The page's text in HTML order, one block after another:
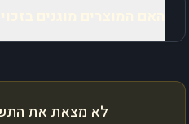
לא מצאת את